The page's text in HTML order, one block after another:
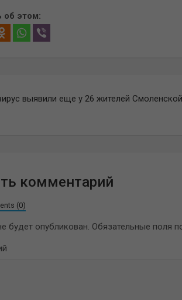
об этом:
выявили еще у 26 жителей Смоленской
комментарий
(0)
будет опубликован. Обязательные поля